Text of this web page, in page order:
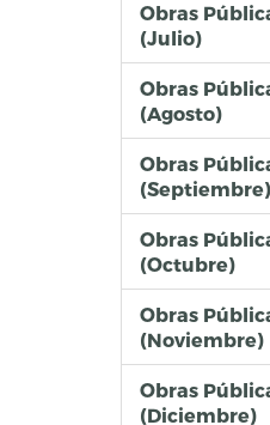
Obras
(Julio)
Obras
(Agosto)
Obras
(Septiembre)
Obras
(Octubre)
Obras
(Noviembre)
Obras
(Diciembre)